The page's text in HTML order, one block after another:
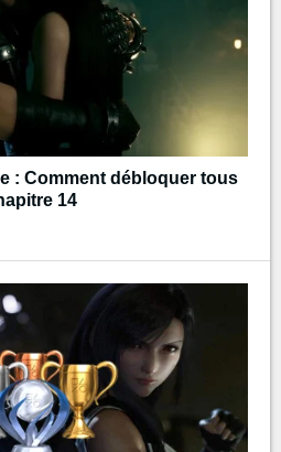
: Comment débloquer tous
14